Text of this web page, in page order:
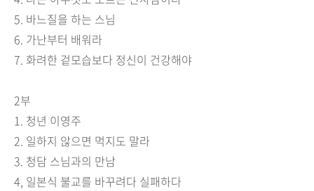
5. 바느질을 하는 스님
6. 가난부터 배워라
7. 화려한 겉모습보다 정신이 건강해야
2부
1. 청년 이영주
2. 일하지 않으면 먹지도 말라
3. 청담 스님과의 만남
4, 일본식 불교를 바꾸려다 실패하다